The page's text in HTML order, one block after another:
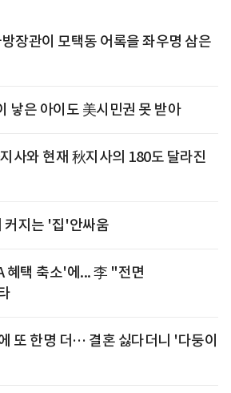
장관이 모택동 어록을 좌우명 삼은
낳은 아이도 美시민권 못 받아
사와 현재 秋지사의 180도 달라진
커지는 '집'안싸움
혜택 축소'에... 李 "전면
또 한명 더… 결혼 싫다더니 '다둥이